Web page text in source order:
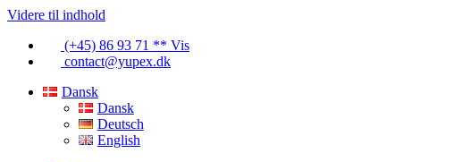
Videre til indhold
(+45) 86 93 71 ** Vis
contact@yupex.dk
Dansk
Dansk
Deutsch
English